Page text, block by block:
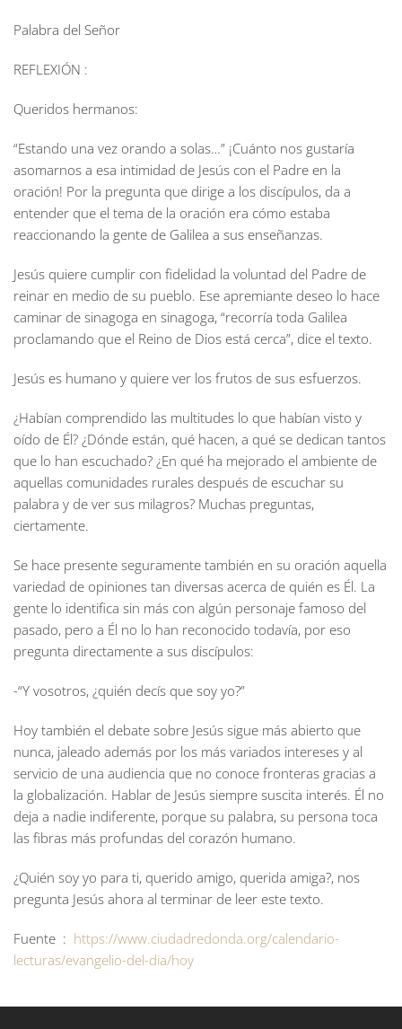
Palabra del Señor
REFLEXIÓN :
Queridos hermanos:
“Estando una vez orando a solas…” ¡Cuánto nos gustaría
asomarnos a esa intimidad de Jesús con el Padre en la
oración! Por la pregunta que dirige a los discípulos, da a
entender que el tema de la oración era cómo estaba
reaccionando la gente de Galilea a sus enseñanzas.
Jesús quiere cumplir con fidelidad la voluntad del Padre de
reinar en medio de su pueblo. Ese apremiante deseo lo hace
caminar de sinagoga en sinagoga, “recorría toda Galilea
proclamando que el Reino de Dios está cerca”, dice el texto.
Jesús es humano y quiere ver los frutos de sus esfuerzos.
¿Habían comprendido las multitudes lo que habían visto y
oído de Él? ¿Dónde están, qué hacen, a qué se dedican tantos
que lo han escuchado? ¿En qué ha mejorado el ambiente de
aquellas comunidades rurales después de escuchar su
palabra y de ver sus milagros? Muchas preguntas,
ciertamente.
Se hace presente seguramente también en su oración aquella
variedad de opiniones tan diversas acerca de quién es Él. La
gente lo identifica sin más con algún personaje famoso del
pasado, pero a Él no lo han reconocido todavía, por eso
pregunta directamente a sus discípulos:
-“Y vosotros, ¿quién decís que soy yo?”
Hoy también el debate sobre Jesús sigue más abierto que
nunca, jaleado además por los más variados intereses y al
servicio de una audiencia que no conoce fronteras gracias a
la globalización. Hablar de Jesús siempre suscita interés. Él no
deja a nadie indiferente, porque su palabra, su persona toca
las fibras más profundas del corazón humano.
¿Quién soy yo para ti, querido amigo, querida amiga?, nos
pregunta Jesús ahora al terminar de leer este texto.
Fuente : https://www.ciudadredonda.org/calendario-
lecturas/evangelio-del-dia/hoy